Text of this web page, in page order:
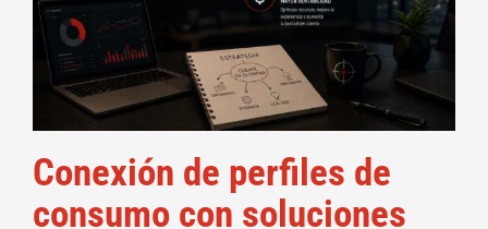
Conexión de perfiles de
consumo con soluciones